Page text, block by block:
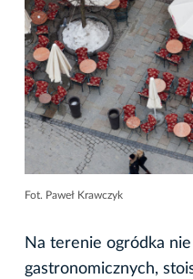
Fot. Paweł Krawczyk
Na terenie ogródka
gastronomicznych,